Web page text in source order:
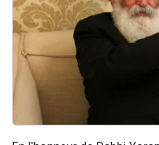
Il
12